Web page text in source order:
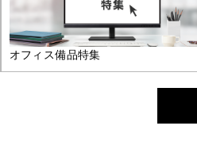
オフィス備品特集